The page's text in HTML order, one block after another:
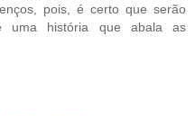
pois, é certo que serão
uma história que abala as